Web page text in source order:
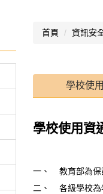
首頁 資訊安
學校使
學校使用資
一、 教育部為保
二、 各級學校為